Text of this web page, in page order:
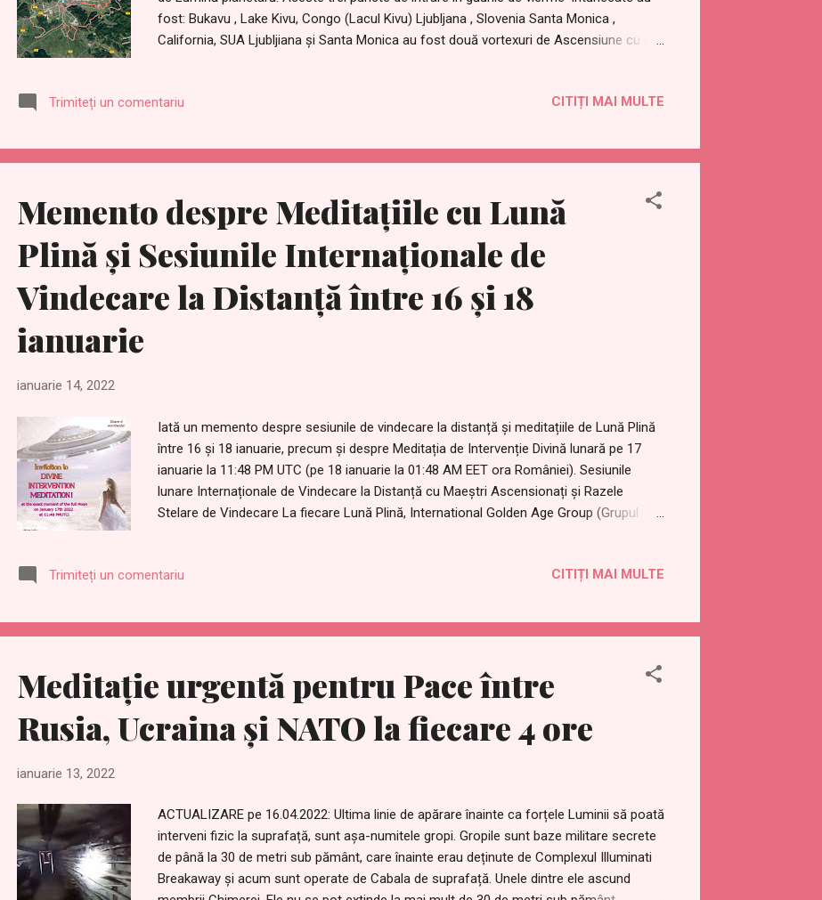
fost: Bukavu , Lake Kivu, Congo (Lacul Kivu) Ljubljana , Slovenia Santa Monica ,
California, SUA Ljubljiana și Santa Monica au fost două vortexuri de Ascensiune cu cel
http://2012portal.blogspot.com/2019/05/situation-update.html în limba română:
2019.html Găurile de vierme au fost create în ianuarie 1996 de mai multe explozii
nucleare convenționale eterice și plasmatice, în și deasupra locațiilor menționate
Trimiteți un comentariu CITIȚI MAI MULTE
Memento despre Meditațiile cu Lună
Plină și Sesiunile Internaționale de
Vindecare la Distanță între 16 și 18
ianuarie
ianuarie 14, 2022
Iată un memento despre sesiunile de vindecare la distanță și meditațiile de Lună Plină
între 16 și 18 ianuarie, precum și despre Meditația de Intervenție Divină lunară pe 17
ianuarie la 11:48 PM UTC (pe 18 ianuarie la 01:48 AM EET ora României). Sesiunile
lunare Internaționale de Vindecare la Distanță cu Maeștri Ascensionați și Razele
Stelare de Vindecare La fiecare Lună Plină, International Golden Age Group (Grupul
oamenii din întreaga lume pentru a-și vindeca ființa interioară și mintea. Acesta este
https://www.welovemassmeditation.com/2018/08/monthly-ascended-masters-and-
stellar.html în română:
distanta.html Pentru viitoarea lună plină, vor avea loc trei sesiuni internaționale de
vindecare la distanț...
Trimiteți un comentariu CITIȚI MAI MULTE
Meditație urgentă pentru Pace între
Rusia, Ucraina și NATO la fiecare 4 ore
ianuarie 13, 2022
ACTUALIZARE pe 16.04.2022: Ultima linie de apărare înainte ca forțele Luminii să poată
interveni fizic la suprafață, sunt așa-numitele gropi. Gropile sunt baze militare secrete
de până la 30 de metri sub pământ, care înainte erau deținute de Complexul Illuminati
Breakaway și acum sunt operate de Cabala de suprafață. Unele dintre ele ascund